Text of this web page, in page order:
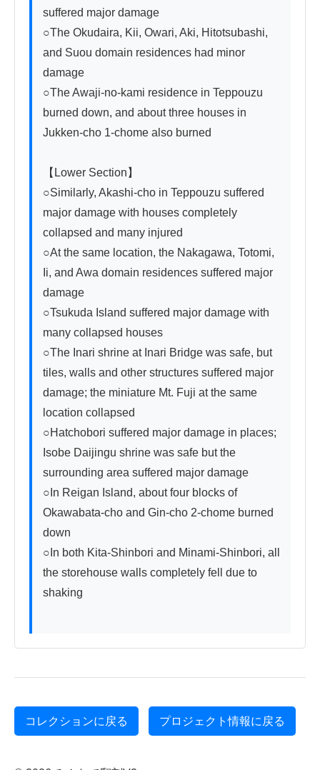
suffered major damage
○The Okudaira, Kii, Owari, Aki, Hitotsubashi,
and Suou domain residences had minor
damage
○The Awaji-no-kami residence in Teppouzu
burned down, and about three houses in
Jukken-cho 1-chome also burned
【Lower Section】
○Similarly, Akashi-cho in Teppouzu suffered
major damage with houses completely
collapsed and many injured
○At the same location, the Nakagawa, Totomi,
Ii, and Awa domain residences suffered major
damage
○Tsukuda Island suffered major damage with
many collapsed houses
○The Inari shrine at Inari Bridge was safe, but
tiles, walls and other structures suffered major
damage; the miniature Mt. Fuji at the same
location collapsed
○Hatchobori suffered major damage in places;
Isobe Daijingu shrine was safe but the
surrounding area suffered major damage
○In Reigan Island, about four blocks of
Okawabata-cho and Gin-cho 2-chome burned
down
○In both Kita-Shinbori and Minami-Shinbori, all
the storehouse walls completely fell due to
shaking
コレクションに戻る プロジェクト情報に戻る